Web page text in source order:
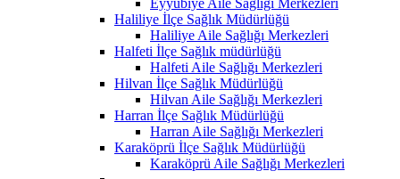
Haliliye İlçe Sağlık Müdürlüğü
Haliliye Aile Sağlığı Merkezleri
Halfeti İlçe Sağlık müdürlüğü
Halfeti Aile Sağlığı Merkezleri
Hilvan İlçe Sağlık Müdürlüğü
Hilvan Aile Sağlığı Merkezleri
Harran İlçe Sağlık Müdürlüğü
Harran Aile Sağlığı Merkezleri
Karaköprü İlçe Sağlık Müdürlüğü
Karaköprü Aile Sağlığı Merkezleri